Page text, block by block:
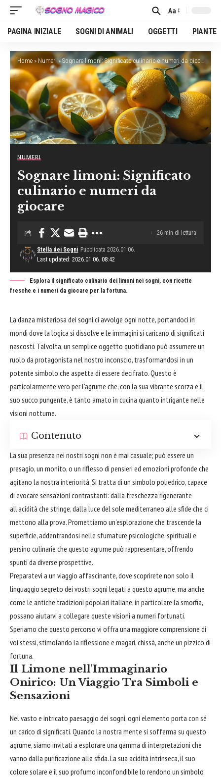
Font
Resizer
Aa
PAGINA INIZIALE SOGNI DI ANIMALI OGGETTI PIANTE
Home » Numeri»Sognare limoni: Significato culinario e numeri da giocare
NUMERI
Sognare limoni: Significato
culinario e numeri da
giocare
Last updated: 2026.01.06. 08:42
Stella dei Sogni Pubblicata 2026.01.06.
26 min di lettura
Esplora il significato culinario dei limoni nei sogni, con ricette
fresche e i numeri da giocare per la fortuna.
La danza misteriosa dei sogni ci avvolge ogni notte, portandoci in
mondi dove la logica si dissolve e le immagini si caricano di significati
nascosti. Talvolta, un semplice oggetto quotidiano può assumere un
ruolo da protagonista nel nostro inconscio, trasformandosi in un
potente simbolo che aspetta di essere decifrato. Questo è
particolarmente vero per l'agrume che, con la sua vibrante scorza e il
suo succo pungente, è tanto amato in cucina quanto intrigante nelle
visioni notturne.
Contenuto
La sua presenza nei nostri sogni non è mai casuale; può essere un
presagio, un monito, o un riflesso di pensieri ed emozioni profonde che
agitano la nostra interiorità. Si tratta di un simbolo poliedrico, capace
di evocare sensazioni contrastanti: dalla freschezza rigenerante
all'acidità che stringe, dalla luce del sole mediterraneo alle sfide che ci
mettono alla prova. Promettiamo un'esplorazione che trascende la
superficie, addentrandosi nelle sfumature psicologiche, spirituali e
persino culinarie che questo agrume può rappresentare, offrendo
spunti da diverse prospettive.
Preparatevi a un viaggio affascinante, dove scoprirete non solo il
linguaggio segreto dei vostri sogni legati a questo agrume, ma anche
come le antiche tradizioni popolari italiane, in particolare la smorfia,
possano aiutarvi a collegare queste visioni a numeri fortunati.
Speriamo che questo percorso vi offra una maggiore comprensione di
voi stessi, stimolando la riflessione e magari, chissà, anche un pizzico di
fortuna.
Il Limone nell'Immaginario
Onirico: Un Viaggio Tra Simboli e
Sensazioni
Nel vasto e intricato paesaggio dei sogni, ogni elemento porta con sé
un carico di significati. Quando la nostra mente si sofferma su questo
agrume, siamo invitati a esplorare una gamma di interpretazioni che
vanno dalla purificazione alla sfida. La sua acidità intrinseca, il suo
colore solare e il suo profumo inconfondibile lo rendono un simbolo